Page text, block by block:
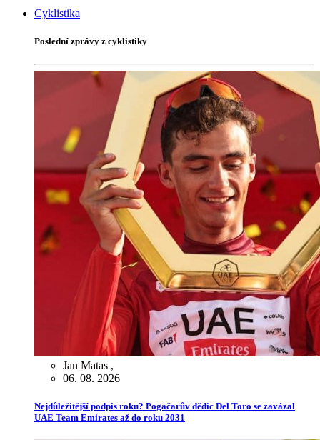
Cyklistika
Poslední zprávy z cyklistiky
Jan Matas ,
06. 08. 2026
Nejdůležitější podpis roku? Pogačarův dědic Del Toro se zavázal
UAE Team Emirates až do roku 2031